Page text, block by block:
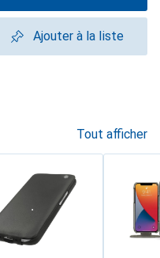
Ajouter à la liste
Tout afficher